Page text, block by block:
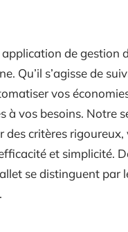
de
Qu’il s’agisse de
vos
à vos besoins. Notre
des critères
et simplicité.
se distinguent